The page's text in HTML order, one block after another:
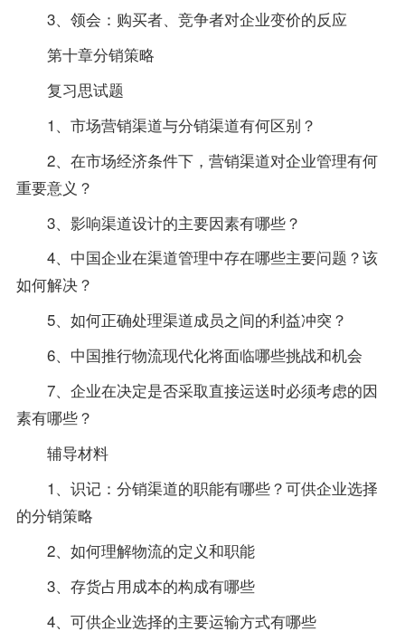
3、领会：购买者、竞争者对企业变价的反应
第十章分销策略
复习思试题
1、市场营销渠道与分销渠道有何区别？
2、在市场经济条件下，营销渠道对企业管理有何
重要意义？
3、影响渠道设计的主要因素有哪些？
4、中国企业在渠道管理中存在哪些主要问题？该
如何解决？
5、如何正确处理渠道成员之间的利益冲突？
6、中国推行物流现代化将面临哪些挑战和机会
7、企业在决定是否采取直接运送时必须考虑的因
素有哪些？
辅导材料
1、识记：分销渠道的职能有哪些？可供企业选择
的分销策略
2、如何理解物流的定义和职能
3、存货占用成本的构成有哪些
4、可供企业选择的主要运输方式有哪些